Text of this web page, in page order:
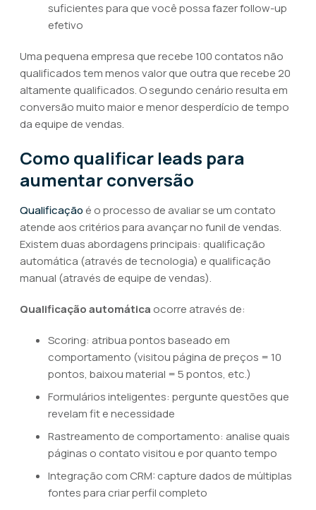
suficientes para que você possa fazer follow-up
efetivo
Uma pequena empresa que recebe 100 contatos não
qualificados tem menos valor que outra que recebe 20
altamente qualificados. O segundo cenário resulta em
conversão muito maior e menor desperdício de tempo
da equipe de vendas.
Como qualificar leads para
aumentar conversão
Qualificação é o processo de avaliar se um contato
atende aos critérios para avançar no funil de vendas.
Existem duas abordagens principais: qualificação
automática (através de tecnologia) e qualificação
manual (através de equipe de vendas).
Qualificação automática ocorre através de:
Scoring: atribua pontos baseado em
comportamento (visitou página de preços = 10
pontos, baixou material = 5 pontos, etc.)
Formulários inteligentes: pergunte questões que
revelam fit e necessidade
Rastreamento de comportamento: analise quais
páginas o contato visitou e por quanto tempo
Integração com CRM: capture dados de múltiplas
fontes para criar perfil completo